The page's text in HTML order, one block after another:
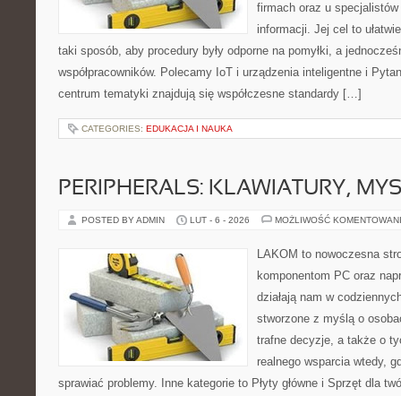
firmach oraz u
informacji. Jej cel to
taki sposób, aby procedury były odporne na pomyłki, a
współpracowników. Polecamy IoT i urządzenia inteligentne i
centrum tematyki znajdują się współczesne standardy […]
CATEGORIES: EDUKACJA I NAUKA
PERIPHERALS: KLAWIATURY,
POSTED BY ADMIN LUT - 6 - 2026 MOŻLIWOŚĆ
LAKOM to nowoczesna
komponentom PC oraz
działają nam w
stworzone z myślą o
trafne decyzje, a także o
realnego wsparcia wtedy,
sprawiać problemy. Inne kategorie to Płyty główne i Sprzęt dla